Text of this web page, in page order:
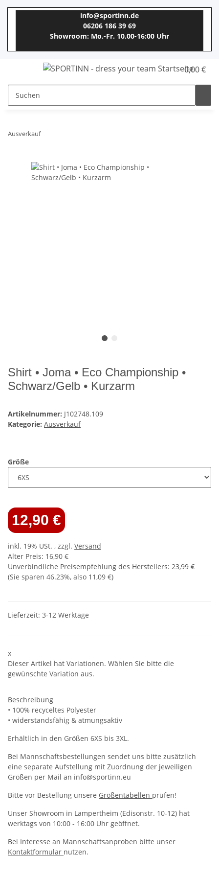
info@sportinn.de
06206 186 39 69
Showroom: Mo.-Fr. 10.00-16:00 Uhr
0,00 €
Ausverkauf
Shirt • Joma • Eco Championship •
Schwarz/Gelb • Kurzarm
Artikelnummer: J102748.109
Kategorie: Ausverkauf
Größe
12,90 €
inkl. 19% USt. , zzgl. Versand
Alter Preis: 16,90 €
Unverbindliche Preisempfehlung des Herstellers: 23,99 €
(Sie sparen 46.23%, also 11,09 €)
Lieferzeit: 3-12 Werktage
x
Dieser Artikel hat Variationen. Wählen Sie bitte die
gewünschte Variation aus.
Beschreibung
• 100% recyceltes Polyester
• widerstandsfähig & atmungsaktiv
Erhältlich in den Größen 6XS bis 3XL.
Bei Mannschaftsbestellungen sendet uns bitte zusätzlich
eine separate Aufstellung mit Zuordnung der jeweiligen
Größen per Mail an info@sportinn.eu
Bitte vor Bestellung unsere Größentabellen prüfen!
Unser Showroom in Lampertheim (Edisonstr. 10-12) hat
werktags von 10:00 - 16:00 Uhr geöffnet.
Bei Interesse an Mannschaftsanproben bitte unser
Kontaktformular nutzen.